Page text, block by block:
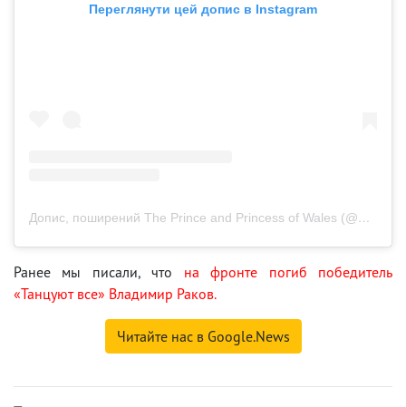
Переглянути цей допис в Instagram
Допис, поширений The Prince and Princess of Wales (@princeandprincessofwales)
Ранее мы писали, что на фронте погиб победитель
«Танцуют все» Владимир Раков.
Читайте нас в Google.News